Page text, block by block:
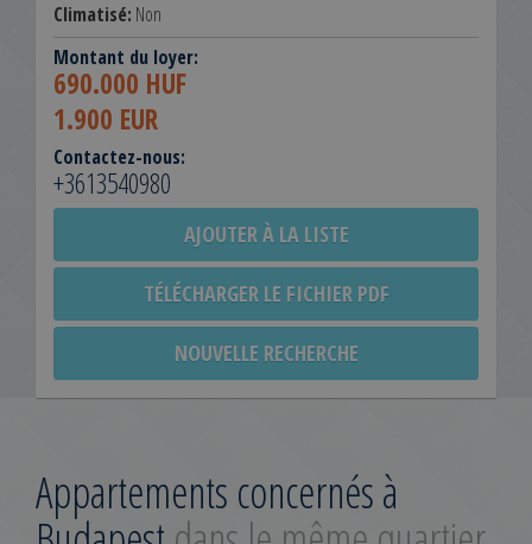
Climatisé: Non
Montant du loyer:
690.000 HUF
1.900 EUR
Contactez-nous:
+3613540980
AJOUTER À LA LISTE
TÉLÉCHARGER LE FICHIER PDF
NOUVELLE RECHERCHE
Appartements concernés à